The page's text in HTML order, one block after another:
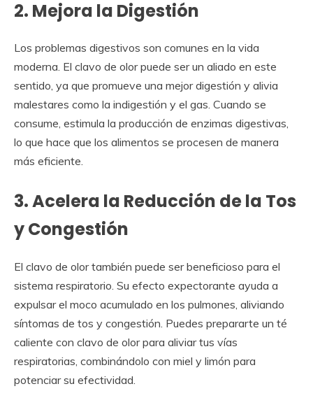
2. Mejora la Digestión
Los problemas digestivos son comunes en la vida
moderna. El clavo de olor puede ser un aliado en este
sentido, ya que promueve una mejor digestión y alivia
malestares como la indigestión y el gas. Cuando se
consume, estimula la producción de enzimas digestivas,
lo que hace que los alimentos se procesen de manera
más eficiente.
3. Acelera la Reducción de la Tos
y Congestión
El clavo de olor también puede ser beneficioso para el
sistema respiratorio. Su efecto expectorante ayuda a
expulsar el moco acumulado en los pulmones, aliviando
síntomas de tos y congestión. Puedes prepararte un té
caliente con clavo de olor para aliviar tus vías
respiratorias, combinándolo con miel y limón para
potenciar su efectividad.